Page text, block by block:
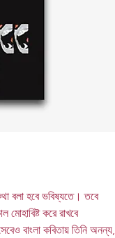
বলা হবে ভবিষ্যতে। তবে
মোহাবিষ্ট করে রাখবে
বাংলা কবিতায় তিনি অনন্য,